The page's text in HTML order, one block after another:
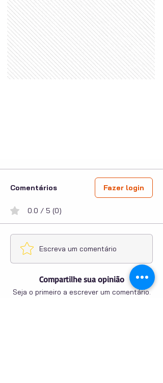
Comentários Fazer login
0.0 / 5 (0)
Escreva um comentário
Compartilhe sua opinião
Seja o primeiro a escrever um comentário.